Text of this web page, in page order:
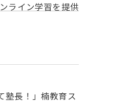
ライン学習を提供
塾長！」楠教育ス